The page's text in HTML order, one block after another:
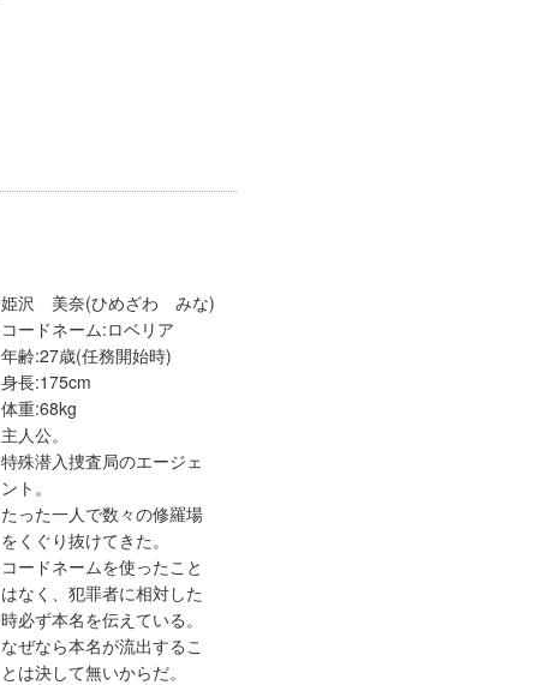
姫沢 美奈(ひめざわ みな)
コードネーム:ロベリア
年齢:27歳(任務開始時)
身長:175cm
体重:68kg
主人公。
特殊潜入捜査局のエージェ
ント。
たった一人で数々の修羅場
をくぐり抜けてきた。
コードネームを使ったこと
はなく、犯罪者に相対した
時必ず本名を伝えている。
なぜなら本名が流出するこ
とは決して無いからだ。